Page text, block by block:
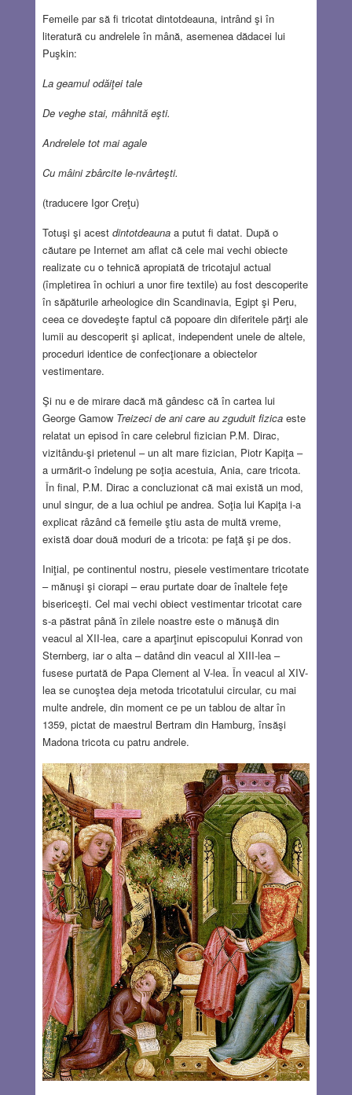
Femeile par să fi tricotat dintotdeauna, intrând şi în
literatură cu andrelele în mână, asemenea dădacei lui
Puşkin:
La geamul odăiţei tale
De veghe stai, mâhnită eşti.
Andrelele tot mai agale
Cu mâini zbârcite le-nvârteşti.
(traducere Igor Creţu)
Totuşi şi acest dintotdeaunaa putut fi datat. După o
căutare pe Internet am aflat că cele mai vechi obiecte
realizate cu o tehnică apropiată de tricotajul actual
(împletirea în ochiuri a unor fire textile) au fost descoperite
în săpăturile arheologice din Scandinavia, Egipt şi Peru,
ceea ce dovedeşte faptul că popoare din diferitele părţi ale
lumii au descoperit şi aplicat, independent unele de altele,
proceduri identice de confecţionare a obiectelor
vestimentare.
Şi nu e de mirare dacă mă gândesc că în cartea lui
George Gamow Treizeci de ani care au zguduit fizicaeste
relatat un episod în care celebrul fizician P.M. Dirac,
vizitându-şi prietenul – un alt mare fizician, Piotr Kapiţa –
a urmărit-o îndelung pe soţia acestuia, Ania, care tricota.
În final, P.M. Dirac a concluzionat că mai există un mod,
unul singur, de a lua ochiul pe andrea. Soţia lui Kapiţa i-a
explicat râzând că femeile ştiu asta de multă vreme,
există doar două moduri de a tricota: pe faţă şi pe dos.
Iniţial, pe continentul nostru, piesele vestimentare tricotate
– mănuşi şi ciorapi – erau purtate doar de înaltele feţe
bisericeşti. Cel mai vechi obiect vestimentar tricotat care
s-a păstrat până în zilele noastre este o mănuşă din
veacul al XII-lea, care a aparţinut episcopului Konrad von
Sternberg, iar o alta – datând din veacul al XIII-lea –
fusese purtată de Papa Clement al V-lea. În veacul al XIV-
lea se cunoştea deja metoda tricotatului circular, cu mai
multe andrele, din moment ce pe un tablou de altar în
1359, pictat de maestrul Bertram din Hamburg, însăşi
Madona tricota cu patru andrele.